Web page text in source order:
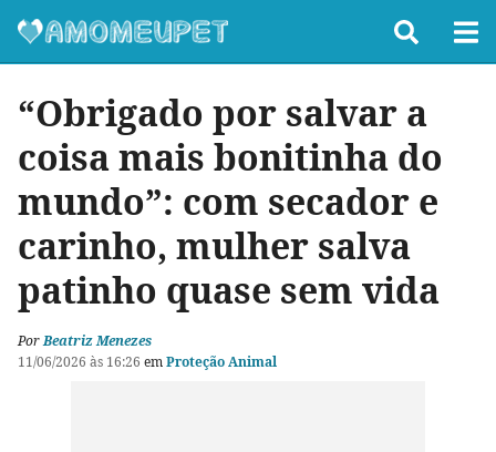
“Obrigado por salvar a
coisa mais bonitinha do
mundo”: com secador e
carinho, mulher salva
patinho quase sem vida
PorBeatriz Menezes
11/06/2026 às 16:26 emProteção Animal